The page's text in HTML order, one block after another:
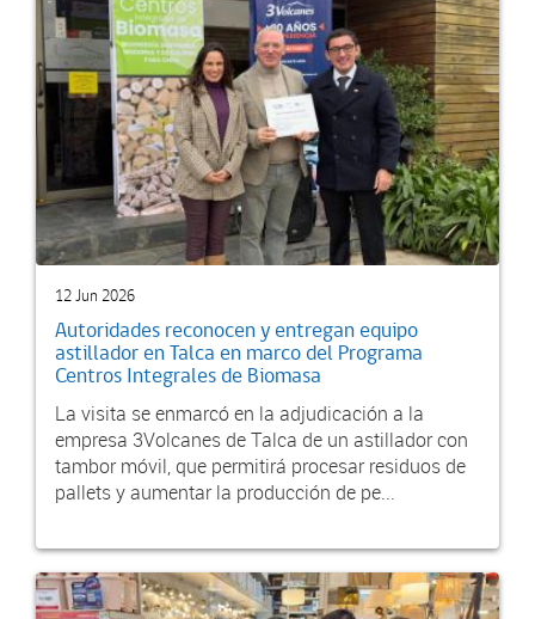
12 Jun 2026
Autoridades reconocen y entregan equipo
astillador en Talca en marco del Programa
Centros Integrales de Biomasa
La visita se enmarcó en la adjudicación a la
empresa 3Volcanes de Talca de un astillador con
tambor móvil, que permitirá procesar residuos de
pallets y aumentar la producción de pe...